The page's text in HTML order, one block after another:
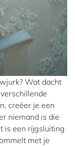
Wat dacht
creëer je een
niemand is die
is een rijgsluiting
met je